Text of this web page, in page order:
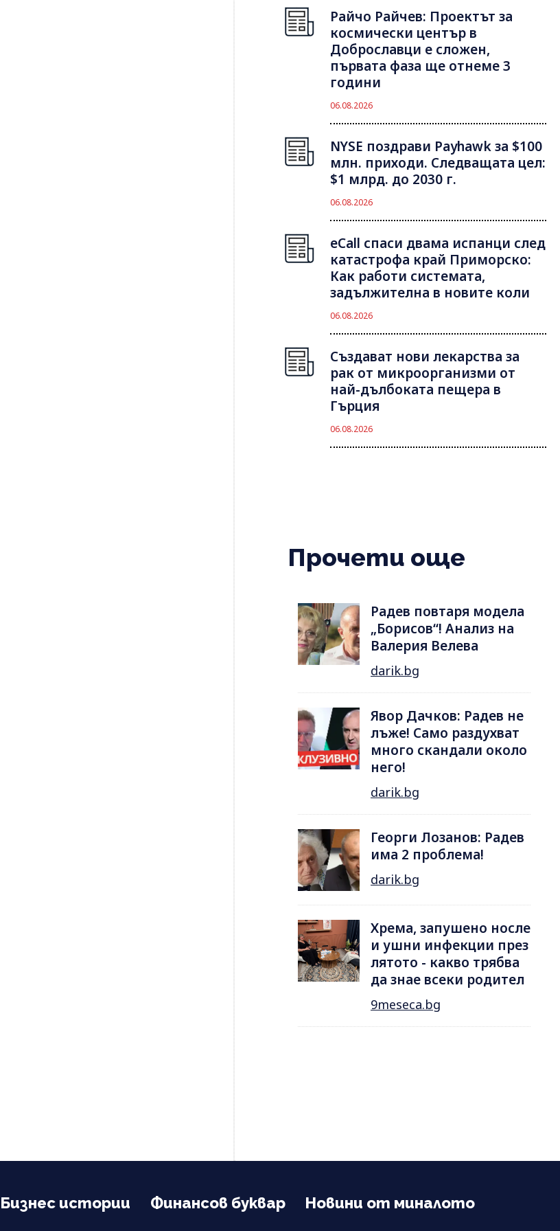
Райчо Райчев: Проектът за
космически център в
Доброславци е сложен,
първата фаза ще отнеме 3
години
06.08.2026
NYSE поздрави Payhawk за $100
млн. приходи. Следващата цел:
$1 млрд. до 2030 г.
06.08.2026
eCall спаси двама испанци след
катастрофа край Приморско:
Как работи системата,
задължителна в новите коли
06.08.2026
Създават нови лекарства за
рак от микроорганизми от
най-дълбоката пещера в
Гърция
06.08.2026
Прочети още
Радев повтаря модела
„Борисов“! Анализ на
Валерия Велева
darik.bg
Явор Дачков: Радев не
лъже! Само раздухват
много скандали около
него!
darik.bg
Георги Лозанов: Радев
има 2 проблема!
darik.bg
Хрема, запушено носле
и ушни инфекции през
лятотo - какво трябва
да знае всеки родител
9meseca.bg
Бизнес истории Финансов буквар Новини от миналото